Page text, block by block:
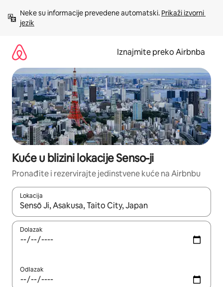
sadržaj
Neke su informacije prevedene automatski. Prikaži izvorni
jezik
Iznajmite preko Airbnba
Kuće u blizini lokacije Senso-ji
Pronađite i rezervirajte jedinstvene kuće na Airbnbu
Lokacija
Kada budu dostupni rezultati, moći ćete ih pregledati
Dolazak
Odlazak